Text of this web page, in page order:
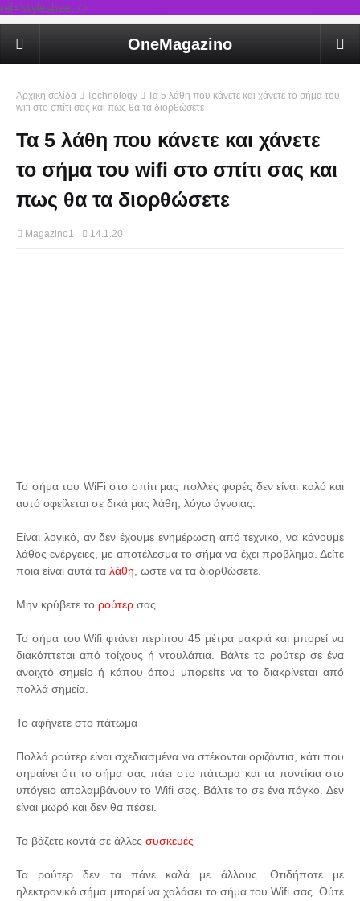
rel='stylesheet'/>
OneMagazino
Αρχική σελίδα Technology
Τα 5 λάθη που κάνετε και χάνετε το σήμα του
wifi στο σπίτι σας και πως θα τα διορθώσετε
Τα 5 λάθη που κάνετε και χάνετε
το σήμα του wifi στο σπίτι σας και
πως θα τα διορθώσετε
Magazino1 14.1.20
Το σήμα του WiFi στο σπίτι μας πολλές φορές δεν είναι καλό και
αυτό οφείλεται σε δικά μας λάθη, λόγω άγνοιας.
Είναι λογικό, αν δεν έχουμε ενημέρωση από τεχνικό, να κάνουμε
λάθος ενέργειες, με αποτέλεσμα το σήμα να έχει πρόβλημα. Δείτε
ποια είναι αυτά τα λάθη , ώστε να τα διορθώσετε.
Μην κρύβετε το ρούτερ σας
Το σήμα του Wifi φτάνει περίπου 45 μέτρα μακριά και μπορεί να
διακόπτεται από τοίχους ή ντουλάπια. Βάλτε το ρούτερ σε ένα
ανοιχτό σημείο ή κάπου όπου μπορείτε να το διακρίνεται από
πολλά σημεία.
Το αφήνετε στο πάτωμα
Πολλά ρούτερ είναι σχεδιασμένα να στέκονται οριζόντια, κάτι που
σημαίνει ότι το σήμα σας πάει στο πάτωμα και τα ποντίκια στο
υπόγειο απολαμβάνουν το Wifi σας. Βάλτε το σε ένα πάγκο. Δεν
είναι μωρό και δεν θα πέσει.
Το βάζετε κοντά σε άλλες συσκευές
Τα ρούτερ δεν τα πάνε καλά με άλλους. Οτιδήποτε με
ηλεκτρονικό σήμα μπορεί να χαλάσει το σήμα του Wifi σας. Ούτε